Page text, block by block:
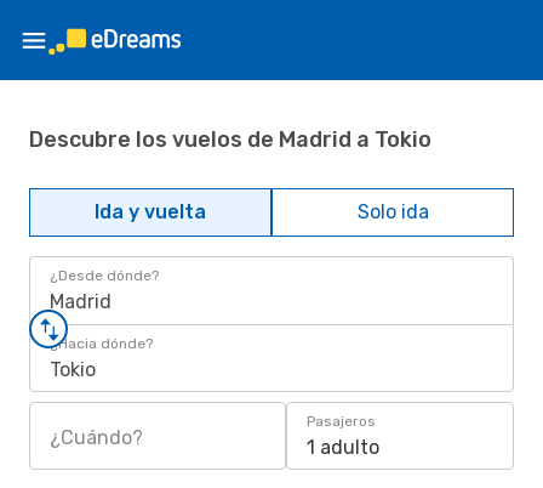
Descubre los vuelos de Madrid a Tokio
Ida y vuelta Solo ida
¿Desde dónde?
Madrid
¿Hacia dónde?
Tokio
¿Cuándo?
Pasajeros
1 adulto